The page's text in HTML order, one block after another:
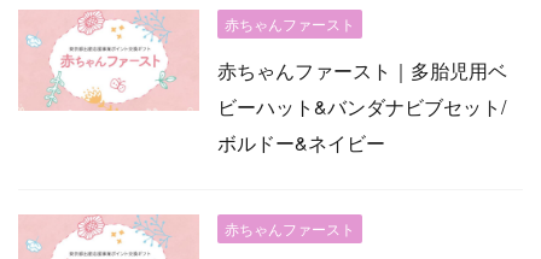
赤ちゃんファースト
赤ちゃんファースト｜多胎児用ベ
ビーハット&バンダナビブセット/
ボルドー&ネイビー
赤ちゃんファースト